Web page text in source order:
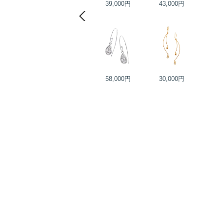
39,000円 43,000円
58,000円 30,000円